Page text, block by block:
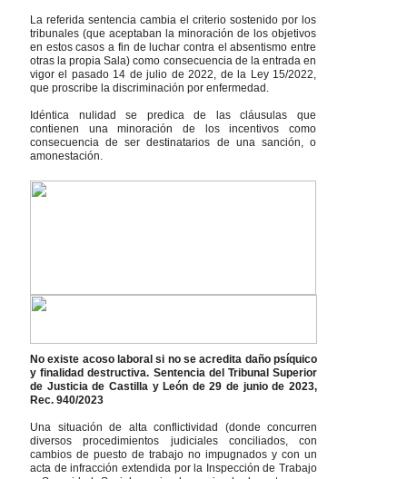
La referida sentencia cambia el criterio sostenido por los
tribunales (que aceptaban la minoración de los objetivos
en estos casos a fin de luchar contra el absentismo entre
otras la propia Sala) como consecuencia de la entrada en
vigor el pasado 14 de julio de 2022, de la Ley 15/2022,
que proscribe la discriminación por enfermedad.
Idéntica nulidad se predica de las cláusulas que
contienen una minoración de los incentivos como
consecuencia de ser destinatarios de una sanción, o
amonestación.
No existe acoso laboral si no se acredita daño psíquico
y finalidad destructiva. Sentencia del Tribunal Superior
de Justicia de Castilla y León de 29 de junio de 2023,
Rec. 940/2023
Una situación de alta conflictividad (donde concurren
diversos procedimientos judiciales conciliados, con
cambios de puesto de trabajo no impugnados y con un
acta de infracción extendida por la Inspección de Trabajo